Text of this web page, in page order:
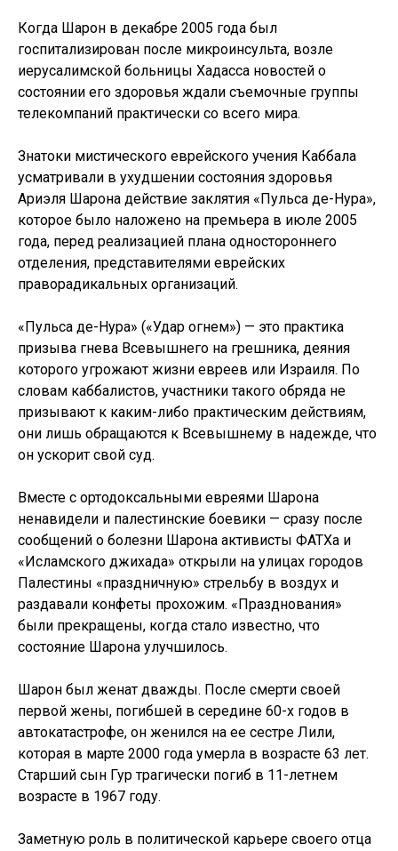
Когда Шарон в декабре 2005 года был
госпитализирован после микроинсульта, возле
иерусалимской больницы Хадасса новостей о
состоянии его здоровья ждали съемочные группы
телекомпаний практически со всего мира.
Знатоки мистического еврейского учения Каббала
усматривали в ухудшении состояния здоровья
Ариэля Шарона действие заклятия «Пульса де-Нура»,
которое было наложено на премьера в июле 2005
года, перед реализацией плана одностороннего
отделения, представителями еврейских
праворадикальных организаций.
«Пульса де-Нура» («Удар огнем») — это практика
призыва гнева Всевышнего на грешника, деяния
которого угрожают жизни евреев или Израиля. По
словам каббалистов, участники такого обряда не
призывают к каким-либо практическим действиям,
они лишь обращаются к Всевышнему в надежде, что
он ускорит свой суд.
Вместе с ортодоксальными евреями Шарона
ненавидели и палестинские боевики — сразу после
сообщений о болезни Шарона активисты ФАТХа и
«Исламского джихада» открыли на улицах городов
Палестины «праздничную» стрельбу в воздух и
раздавали конфеты прохожим. «Празднования»
были прекращены, когда стало известно, что
состояние Шарона улучшилось.
Шарон был женат дважды. После смерти своей
первой жены, погибшей в середине 60-х годов в
автокатастрофе, он женился на ее сестре Лили,
которая в марте 2000 года умерла в возрасте 63 лет.
Старший сын Гур трагически погиб в 11-летнем
возрасте в 1967 году.
Заметную роль в политической карьере своего отца